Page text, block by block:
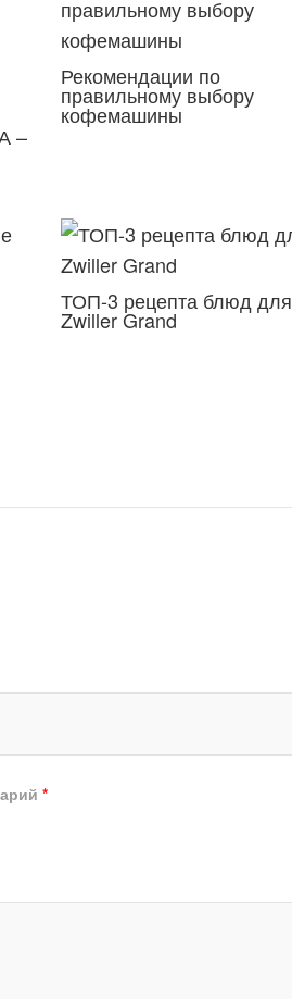
–
Рекомендации по
правильному выбору
кофемашины
ТОП-3 рецепта блюд для
Zwiller Grand
*